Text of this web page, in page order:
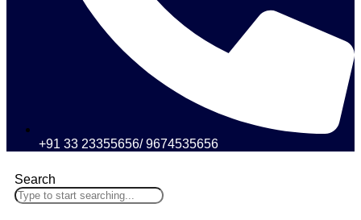
+91 33 23355656/ 9674535656
Search